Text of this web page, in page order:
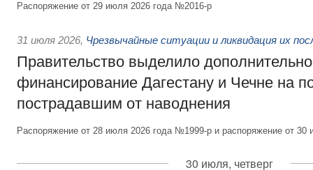
Распоряжение от 29 июля 2026 года №2016-р
31 июля 2026, Чрезвычайные ситуации и ликвидация их
Правительство выделило
финансирование Дагестану и Чечне на
пострадавшим от наводнения
Распоряжение от 28 июля 2026 года №1999-р и распоряжение от
30 июля, четверг